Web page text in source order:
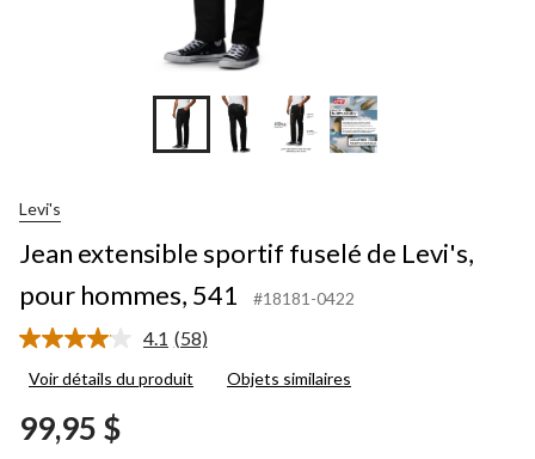
Levi's
Jean extensible sportif fuselé de Levi's,
pour hommes, 541
#18181-0422
4.1 Lire
58
(58)
Voir détails du produit Objets similaires
99,95 $